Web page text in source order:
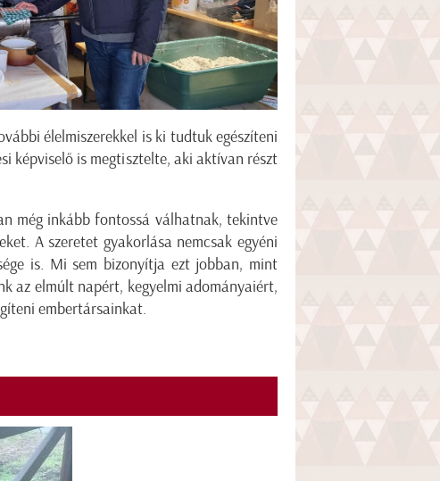
élelmiszerekkel is ki tudtuk egészíteni
képviselő is megtisztelte, aki aktívan részt
még inkább fontossá válhatnak, tekintve
A szeretet gyakorlása nemcsak egyéni
is. Mi sem bizonyítja ezt jobban, mint
az elmúlt napért, kegyelmi adományaiért,
embertársainkat.